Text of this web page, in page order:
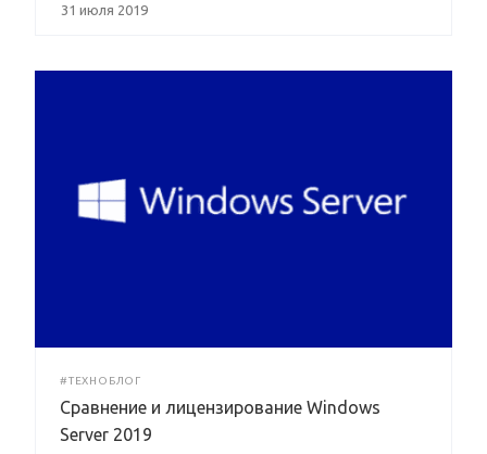
31 июля 2019
#ТЕХНОБЛОГ
Сравнение и лицензирование Windows
Server 2019